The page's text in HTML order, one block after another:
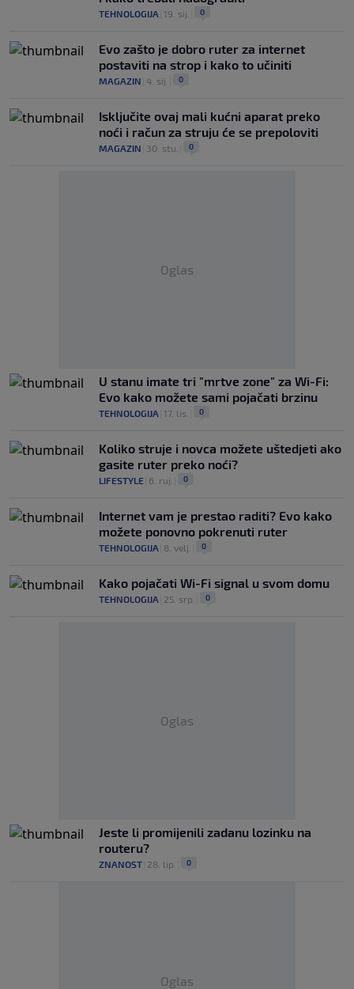
TEHNOLOGIJA 19. sij. 0
Evo zašto je dobro ruter za internet
postaviti na strop i kako to učiniti
MAGAZIN 4. sij. 0
Isključite ovaj mali kućni aparat preko
noći i račun za struju će se prepoloviti
MAGAZIN 30. stu. 0
Oglas
U stanu imate tri "mrtve zone" za Wi-Fi:
Evo kako možete sami pojačati brzinu
TEHNOLOGIJA 17. lis. 0
Koliko struje i novca možete uštedjeti ako
gasite ruter preko noći?
LIFESTYLE 6. ruj. 0
Internet vam je prestao raditi? Evo kako
možete ponovno pokrenuti ruter
TEHNOLOGIJA 8. velj. 0
Kako pojačati Wi-Fi signal u svom domu
TEHNOLOGIJA 25. srp. 0
Oglas
Jeste li promijenili zadanu lozinku na
routeru?
ZNANOST 28. lip. 0
Oglas